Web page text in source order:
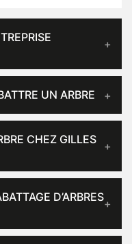
UN ARBRE
CHEZ GILLES
D’ARBRES